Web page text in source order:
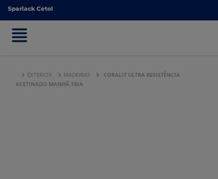
Sparlack Cetol
Sparlack Cetol
EXTERIOR MADEIRAS
CORALIT ULTRA RESISTÊNCIA
ACETINADO MANHÃ FRIA